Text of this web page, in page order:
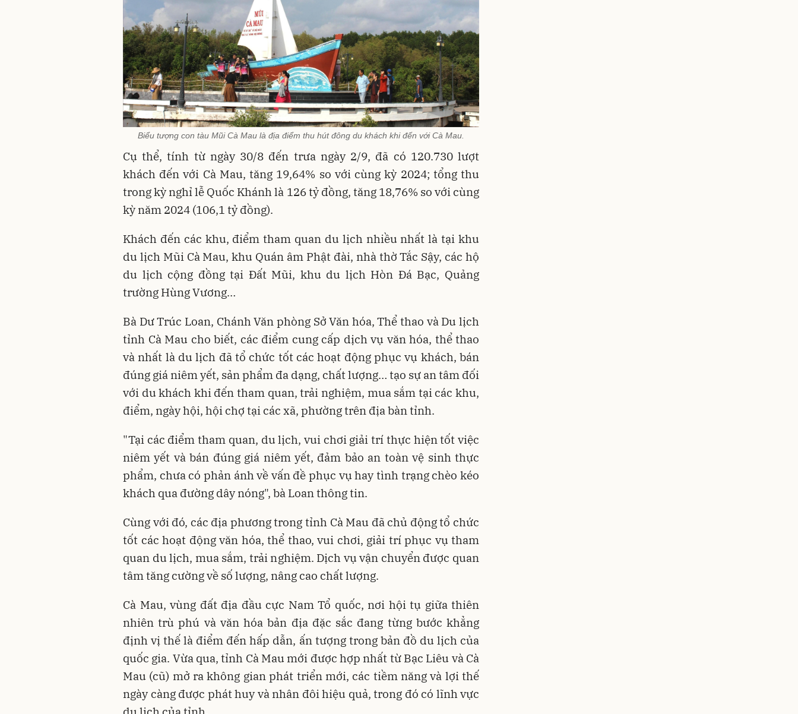
Biểu tượng con tàu Mũi Cà Mau là địa điểm thu hút đông du khách khi đến với Cà Mau.
Cụ thể, tính từ ngày 30/8 đến trưa ngày 2/9, đã có 120.730 lượt
khách đến với Cà Mau, tăng 19,64% so với cùng kỳ 2024; tổng thu
trong kỳ nghỉ lễ Quốc Khánh là 126 tỷ đồng, tăng 18,76% so với cùng
kỳ năm 2024 (106,1 tỷ đồng).
Khách đến các khu, điểm tham quan du lịch nhiều nhất là tại khu
du lịch Mũi Cà Mau, khu Quán âm Phật đài, nhà thờ Tắc Sậy, các hộ
du lịch cộng đồng tại Đất Mũi, khu du lịch Hòn Đá Bạc, Quảng
trường Hùng Vương…
Bà Dư Trúc Loan, Chánh Văn phòng Sở Văn hóa, Thể thao và Du lịch
tỉnh Cà Mau cho biết, các điểm cung cấp dịch vụ văn hóa, thể thao
và nhất là du lịch đã tổ chức tốt các hoạt động phục vụ khách, bán
đúng giá niêm yết, sản phẩm đa dạng, chất lượng… tạo sự an tâm đối
với du khách khi đến tham quan, trải nghiệm, mua sắm tại các khu,
điểm, ngày hội, hội chợ tại các xã, phường trên địa bàn tỉnh.
"Tại các điểm tham quan, du lịch, vui chơi giải trí thực hiện tốt việc
niêm yết và bán đúng giá niêm yết, đảm bảo an toàn vệ sinh thực
phẩm, chưa có phản ánh về vấn đề phục vụ hay tình trạng chèo kéo
khách qua đường dây nóng", bà Loan thông tin.
Cùng với đó, các địa phương trong tỉnh Cà Mau đã chủ động tổ chức
tốt các hoạt động văn hóa, thể thao, vui chơi, giải trí phục vụ tham
quan du lịch, mua sắm, trải nghiệm. Dịch vụ vận chuyển được quan
tâm tăng cường về số lượng, nâng cao chất lượng.
Cà Mau, vùng đất địa đầu cực Nam Tổ quốc, nơi hội tụ giữa thiên
nhiên trù phú và văn hóa bản địa đặc sắc đang từng bước khẳng
định vị thế là điểm đến hấp dẫn, ấn tượng trong bản đồ du lịch của
quốc gia. Vừa qua, tỉnh Cà Mau mới được hợp nhất từ Bạc Liêu và Cà
Mau (cũ) mở ra không gian phát triển mới, các tiềm năng và lợi thế
ngày càng được phát huy và nhân đôi hiệu quả, trong đó có lĩnh vực